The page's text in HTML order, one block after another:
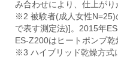
み合わせにより、仕上がり
※2 被験者(成人女性N=25)
で表す測定法)]。2015年
ES-Z200はヒートポンプ乾
※3 ハイブリッド乾燥方式